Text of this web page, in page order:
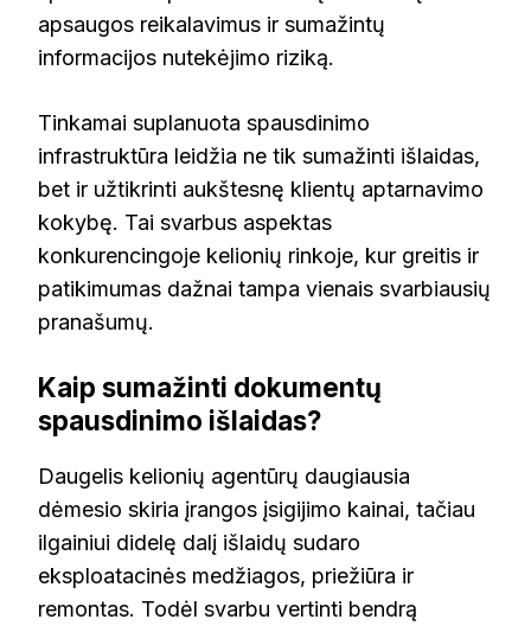
apsaugos reikalavimus ir sumažintų
informacijos nutekėjimo riziką.
Tinkamai suplanuota spausdinimo
infrastruktūra leidžia ne tik sumažinti išlaidas,
bet ir užtikrinti aukštesnę klientų aptarnavimo
kokybę. Tai svarbus aspektas
konkurencingoje kelionių rinkoje, kur greitis ir
patikimumas dažnai tampa vienais svarbiausių
pranašumų.
Kaip sumažinti dokumentų
spausdinimo išlaidas?
Daugelis kelionių agentūrų daugiausia
dėmesio skiria įrangos įsigijimo kainai, tačiau
ilgainiui didelę dalį išlaidų sudaro
eksploatacinės medžiagos, priežiūra ir
remontas. Todėl svarbu vertinti bendrą